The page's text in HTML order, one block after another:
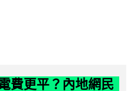
費更平？內地網民